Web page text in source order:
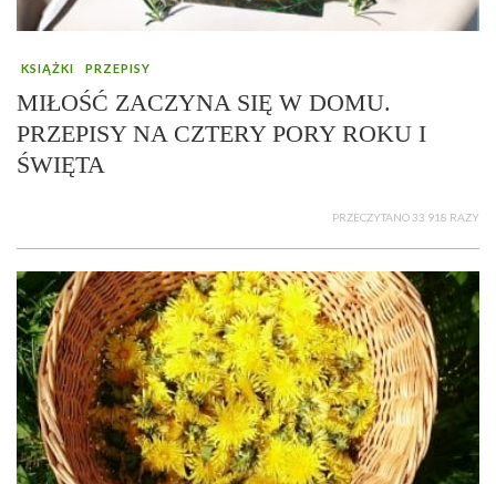
KSIĄŻKI PRZEPISY
MIŁOŚĆ ZACZYNA SIĘ W DOMU.
PRZEPISY NA CZTERY PORY ROKU I
ŚWIĘTA
PRZECZYTANO 33 918 RAZY